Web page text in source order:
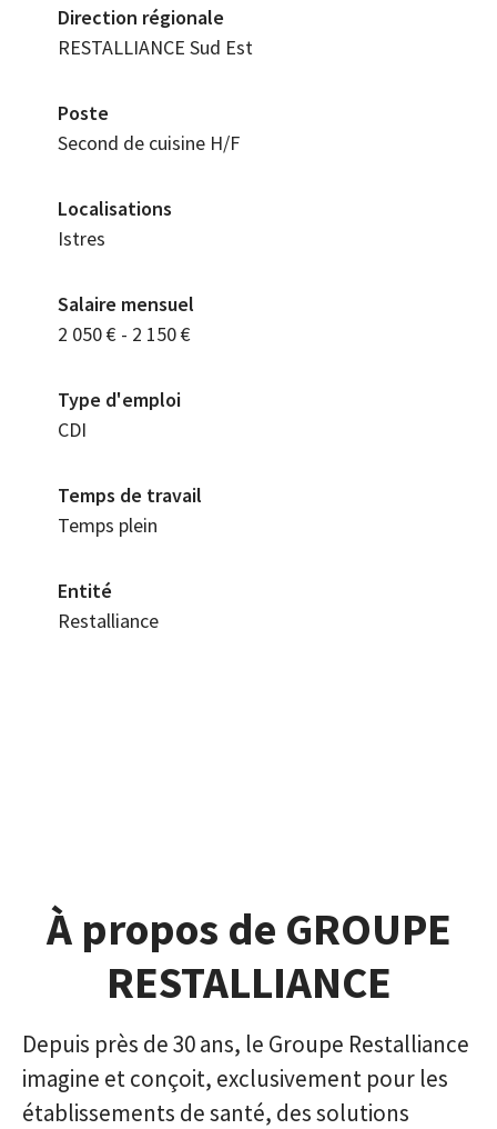
Direction régionale
RESTALLIANCE Sud Est
Poste
Second de cuisine H/F
Localisations
Istres
Salaire mensuel
2 050 € - 2 150 €
Type d'emploi
CDI
Temps de travail
Temps plein
Entité
Restalliance
À propos de GROUPE
RESTALLIANCE
Depuis près de 30 ans, le Groupe Restalliance
imagine et conçoit, exclusivement pour les
établissements de santé, des solutions